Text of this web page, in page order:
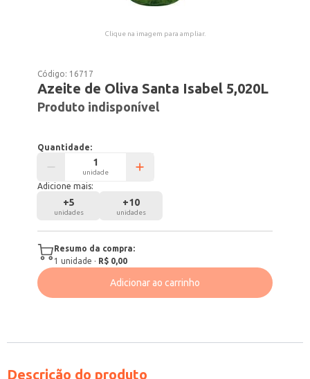
Clique na imagem para ampliar.
Código: 16717
Azeite de Oliva Santa Isabel 5,020L
Produto indisponível
Quantidade:
unidade
Adicione mais:
+5
unidades
+10
unidades
Resumo da compra:
1 unidade · R$ 0,00
Adicionar ao carrinho
Descrição do produto